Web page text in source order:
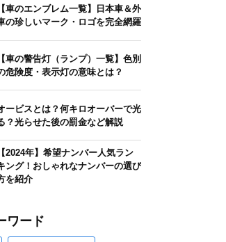
【車のエンブレム一覧】日本車＆外
の珍しいマーク・ロゴを完全網羅
【車の警告灯（ランプ）一覧】色別
危険度・表示灯の意味とは？
ービスとは？何キロオーバーで光
？光らせた後の罰金など解説
【2024年】希望ナンバー人気ラン
ング！おしゃれなナンバーの選び
を紹介
ワード